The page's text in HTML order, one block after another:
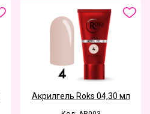
Акрилгель Roks 04,30 мл